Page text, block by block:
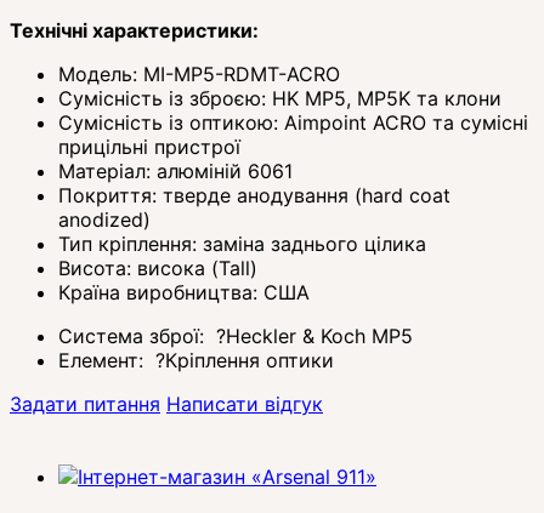
Технічні характеристики:
Модель: MI-MP5-RDMT-ACRO
Сумісність із зброєю: HK MP5, MP5K та клони
Сумісність із оптикою: Aimpoint ACRO та сумісні
прицільні пристрої
Матеріал: алюміній 6061
Покриття: тверде анодування (hard coat
anodized)
Тип кріплення: заміна заднього цілика
Висота: висока (Tall)
Країна виробництва: США
Система зброї: ?Heckler & Koch MP5
Елемент: ?Кріплення оптики
Задати питання Написати відгук